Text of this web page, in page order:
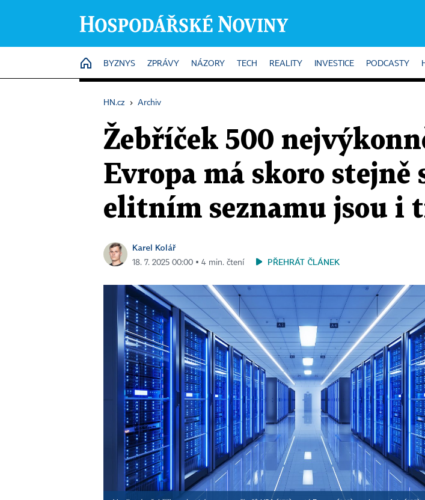
HOME
BYZNYS ZPRÁVY NÁZORY TECH REALITY INVESTICE PODCASTY
HN.cz › Archiv
Žebříček 500
Evropa má skoro stejně
elitním seznamu jsou i
Karel Kolář
18. 7. 2025 00:00 ▪ 4 min. čtení PŘEHRÁT ČLÁNEK